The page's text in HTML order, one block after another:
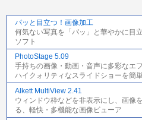
パッと目立つ！画像加工
何気ない写真を「パッ」と華やかに目
ソフト
PhotoStage 5.09
手持ちの画像・動画・音声に多彩なエ
ハイクォリティなスライドショーを簡
Alkett MultiView 2.41
ウィンドウ枠などを非表示にし、画像
る、軽快・多機能な画像ビューア